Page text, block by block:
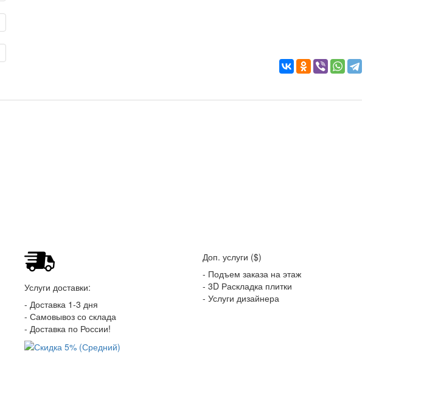
Услуги доставки:
- Доставка 1-3 дня
- Самовывоз со склада
- Доставка по России!
Доп. услуги ($)
- Подъем заказа на этаж
- 3D Раскладка плитки
- Услуги дизайнера